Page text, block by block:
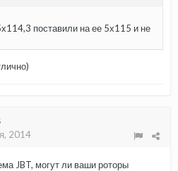
поставили на ее 5х115 и не
2014
JBT, могут ли ваши роторы